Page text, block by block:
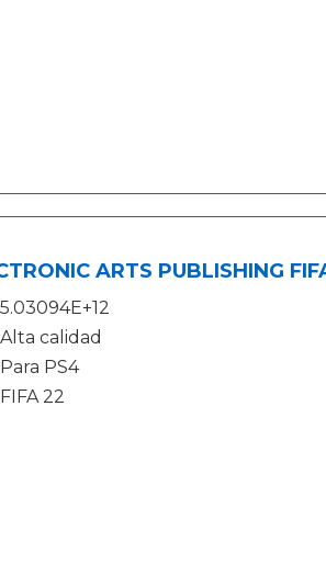
ARTS PUBLISHING
5.03094E+12
Alta calidad
Para PS4
FIFA 22